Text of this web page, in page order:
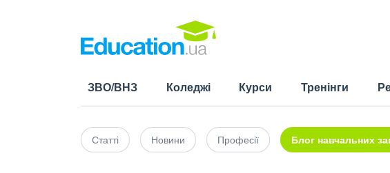
ЗВО/ВНЗ Коледжі Курси Тренінги
Статті Новини Професії Блог навчальних